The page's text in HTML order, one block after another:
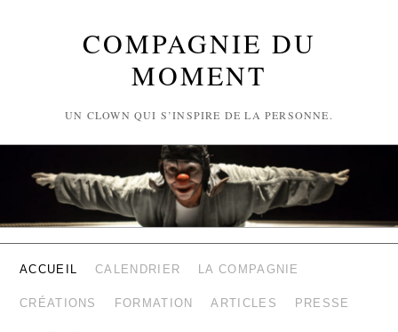
COMPAGNIE DU
MOMENT
UN CLOWN QUI S’INSPIRE DE LA PERSONNE.
ACCUEIL CALENDRIER LA COMPAGNIE
CRÉATIONS FORMATION ARTICLES PRESSE